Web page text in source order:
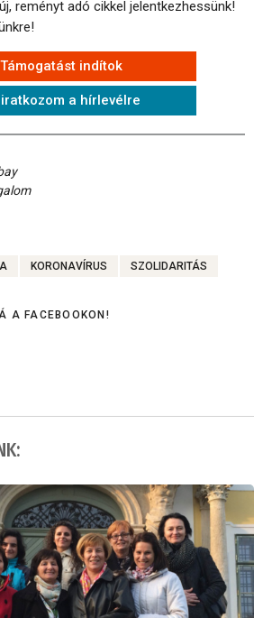
reményt adó cikkel jelentkezhessünk!
Támogatást indítok
a hírlevélre
KORONAVÍRUS SZOLIDARITÁS
A FACEBOOKON!